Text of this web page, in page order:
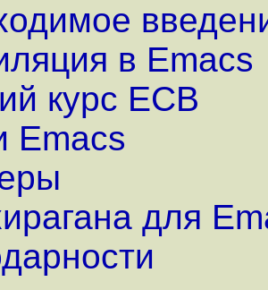
в Emacs
курс ECB
Emacs
для